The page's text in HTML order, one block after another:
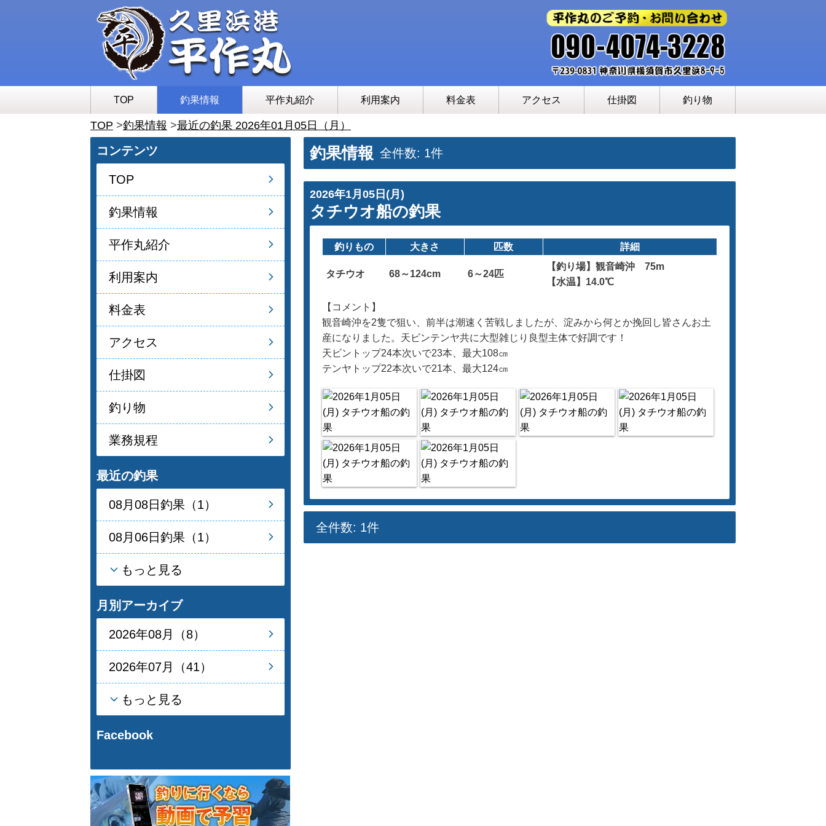
TOP 釣果情報 平作丸紹介 利用案内 料金表 アクセス 仕掛図 釣り物
TOP 釣果情報 最近の釣果 2026年01月05日（月）
釣果情報 全件数: 1件
2026年1月05日(月)
タチウオ船の釣果
釣りもの 大きさ 匹数 詳細
タチウオ 68～124cm 6～24匹
【釣り場】観音崎沖 75m
【水温】14.0℃
【コメント】
観音崎沖を2隻で狙い、前半は潮速く苦戦しましたが、淀みから何とか挽回し皆さんお土
産になりました。天ビンテンヤ共に大型雑じり良型主体で好調です！
天ビントップ24本次いで23本、最大108㎝
テンヤトップ22本次いで21本、最大124㎝
全件数: 1件
コンテンツ
TOP
釣果情報
平作丸紹介
利用案内
料金表
アクセス
仕掛図
釣り物
業務規程
最近の釣果
08月08日釣果（1）
08月06日釣果（1）
もっと見る
月別アーカイブ
2026年08月（8）
2026年07月（41）
もっと見る
Facebook